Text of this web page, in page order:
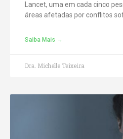
Lancet, uma em cada cinco
áreas afetadas por conflitos
Saiba Mais →
Dra. Michelle Teixeira